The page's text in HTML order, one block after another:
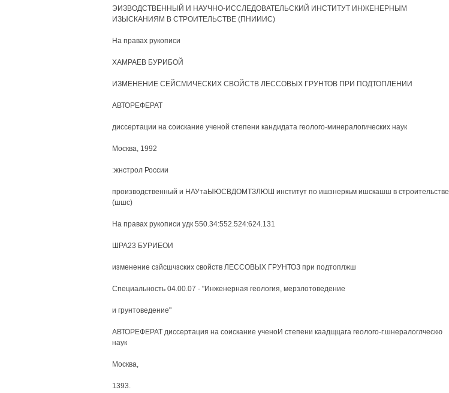
ЭИЗВОДСТВЕННЫЙ И НАУЧНО-ИССЛЕДОВАТЕЛЬСКИЙ ИНСТИТУТ ИНЖЕНЕРНЫМ
ИЗЫСКАНИЯМ В СТРОИТЕЛЬСТВЕ (ПНИИИС)
На правах рукописи
ХАМРАЕВ БУРИБОЙ
ИЗМЕНЕНИЕ СЕЙСМИЧЕСКИХ СВОЙСТВ ЛЕССОВЫХ ГРУНТОВ ПРИ ПОДТОПЛЕНИИ
АВТОРЕФЕРАТ
диссертации на соискание ученой степени кандидата геолого-минералогических наук
Москва, 1992
:жнстрол России
производственный и НАУтаЫЮСВДОМТЗЛЮШ институт по ишзнеркьм ишскашш в строительстве
(шшс)
На правах рукописи удк 550.34:552.524:624.131
ШРА23 БУРИЕОИ
изменение сзйсшчзских свойств ЛЕССОВЫХ ГРУНТОЗ при подтоплжш
Специальность 04.00.07 - "Инженерная геология, мерзлотоведение
и грунтоведение"
АВТОРЕФЕРАТ диссертация на соискание ученоИ степени каадщцага геолого-г.шнералоглческю
наук
Москва,
1393.